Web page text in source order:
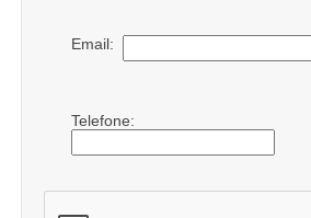
Email:
Telefone: